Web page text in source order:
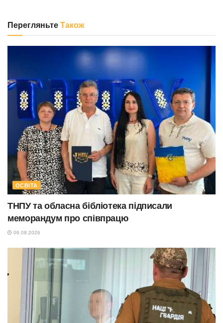
ПерегляньтеТакож
ОСВІТА
ТНПУ та обласна бібліотека підписали
меморандум про співпрацю
06.08.2026